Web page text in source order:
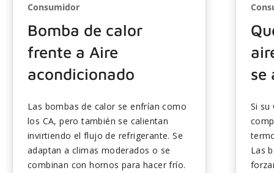
Consumidor
Bomba de calor
frente a Aire
acondicionado
Las bombas de calor se enfrían como
los CA, pero también se calientan
invirtiendo el flujo de refrigerante. Se
adaptan a climas moderados o se
combinan con hornos para hacer frío.
se
Si su
Las